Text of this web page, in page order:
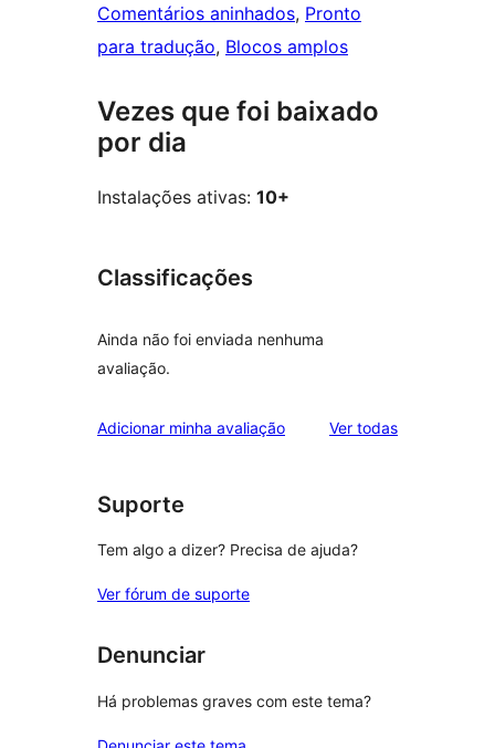
Comentários aninhados, Pronto
para tradução, Blocos amplos
Vezes que foi baixado
por dia
Instalações ativas: 10+
Classificações
Ainda não foi enviada nenhuma
avaliação.
Adicionar minha avaliação Ver todasavaliações
Suporte
Tem algo a dizer? Precisa de ajuda?
Ver fórum de suporte
Denunciar
Há problemas graves com este tema?